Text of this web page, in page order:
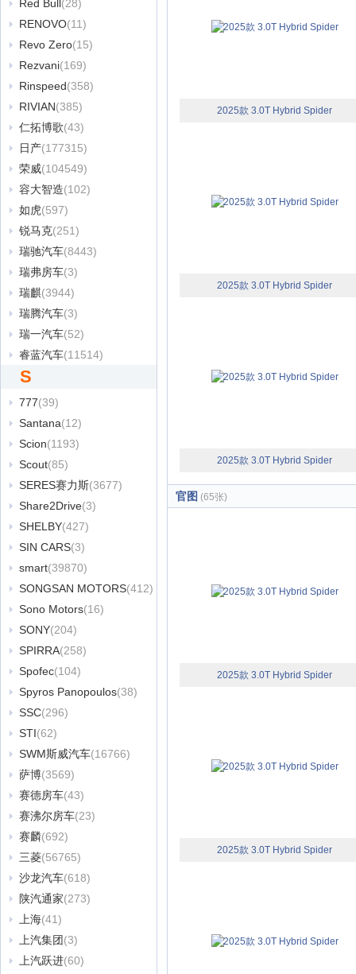
Red Bull (28)
RENOVO(11)
Revo Zero(15)
Rezvani(169)
Rinspeed(358)
RIVIAN(385)
仁拓博歌(43)
日产(177315)
荣威(104549)
容大智造(102)
如虎(597)
锐马克(251)
瑞驰汽车(8443)
瑞弗房车(3)
瑞麒(3944)
瑞腾汽车(3)
瑞一汽车(52)
睿蓝汽车(11514)
S
777(39)
Santana(12)
Scion(1193)
Scout(85)
SERES赛力斯(3677)
Share2Drive(3)
SHELBY(427)
SIN CARS(3)
smart(39870)
SONGSAN MOTORS(412)
Sono Motors(16)
SONY(204)
SPIRRA(258)
Spofec(104)
Spyros Panopoulos(38)
SSC(296)
STI(62)
SWM斯威汽车(16766)
萨博(3569)
赛德房车(43)
赛沸尔房车(23)
赛麟(692)
三菱(56765)
沙龙汽车(618)
陕汽通家(273)
上海(41)
上汽集团(3)
上汽跃进(60)
2025款 3.0T Hybrid Spider
2025款 3.0T Hybrid Spider
2025款 3.0T Hybrid Spider
官图 (65张)
2025款 3.0T Hybrid Spider
2025款 3.0T Hybrid Spider